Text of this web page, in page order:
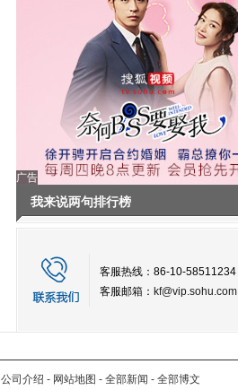
广告
我来说两句排行榜
客服热线：86-10-58511234
客服邮箱： kf@vip.sohu.com
公司介绍 - 网站地图 - 全部新闻 - 全部博文